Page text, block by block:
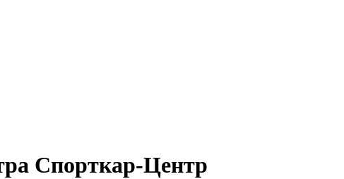
Спорткар-Центр